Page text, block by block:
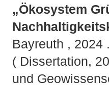
„Ökosystem
Bayreuth , 2024
( Dissertation,
und